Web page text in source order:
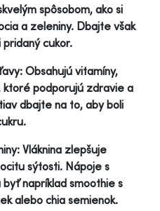
spôsobom, ako si
a zeleniny. Dbajte však
cukor.
Obsahujú vitamíny,
ktoré podporujú zdravie a
dbajte na to, aby boli
Vláknina zlepšuje
sýtosti. Nápoje s
napríklad smoothie s
alebo chia semienok.